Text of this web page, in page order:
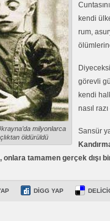
milyonlarca
öldürüldü
kendi
rum,
görevli
kendi
nasıl
Sansür
onlara tamamen gerçek dışı
DIGG YAP